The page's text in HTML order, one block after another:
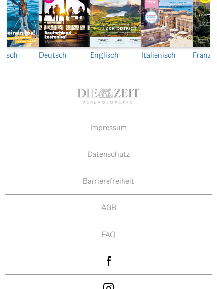
Deutsch Englisch Italienisch
Impressum
Datenschutz
Barrierefreiheit
AGB
FAQ